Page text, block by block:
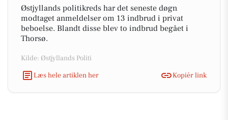
Østjyllands politikreds har det seneste døgn
modtaget anmeldelser om 13 indbrud i privat
beboelse. Blandt disse blev to indbrud begået i
Thorsø.
Kilde: Østjyllands Politi
Læs hele artiklen her
Kopiér link